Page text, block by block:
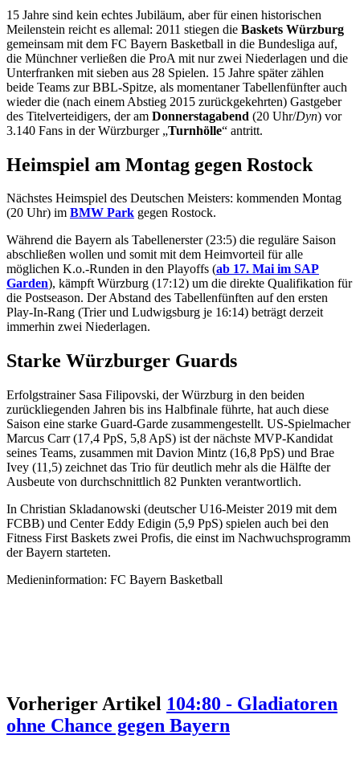
15 Jahre sind kein echtes Jubiläum, aber für einen historischen
Meilenstein reicht es allemal: 2011 stiegen die Baskets Würzburg
gemeinsam mit dem FC Bayern Basketball in die Bundesliga auf,
die Münchner verließen die ProA mit nur zwei Niederlagen und die
Unterfranken mit sieben aus 28 Spielen. 15 Jahre später zählen
beide Teams zur BBL-Spitze, als momentaner Tabellenfünfter auch
wieder die (nach einem Abstieg 2015 zurückgekehrten) Gastgeber
des Titelverteidigers, der am Donnerstagabend (20 Uhr/Dyn) vor
3.140 Fans in der Würzburger „Turnhölle“ antritt.
Heimspiel am Montag gegen Rostock
Nächstes Heimspiel des Deutschen Meisters: kommenden Montag
(20 Uhr) im BMW Park gegen Rostock.
Während die Bayern als Tabellenerster (23:5) die reguläre Saison
abschließen wollen und somit mit dem Heimvorteil für alle
möglichen K.o.-Runden in den Playoffs (ab 17. Mai im SAP
Garden), kämpft Würzburg (17:12) um die direkte Qualifikation für
die Postseason. Der Abstand des Tabellenfünften auf den ersten
Play-In-Rang (Trier und Ludwigsburg je 16:14) beträgt derzeit
immerhin zwei Niederlagen.
Starke Würzburger Guards
Erfolgstrainer Sasa Filipovski, der Würzburg in den beiden
zurückliegenden Jahren bis ins Halbfinale führte, hat auch diese
Saison eine starke Guard-Garde zusammengestellt. US-Spielmacher
Marcus Carr (17,4 PpS, 5,8 ApS) ist der nächste MVP-Kandidat
seines Teams, zusammen mit Davion Mintz (16,8 PpS) und Brae
Ivey (11,5) zeichnet das Trio für deutlich mehr als die Hälfte der
Ausbeute von durchschnittlich 82 Punkten verantwortlich.
In Christian Skladanowski (deutscher U16-Meister 2019 mit dem
FCBB) und Center Eddy Edigin (5,9 PpS) spielen auch bei den
Fitness First Baskets zwei Profis, die einst im Nachwuchsprogramm
der Bayern starteten.
Medieninformation: FC Bayern Basketball
Vorheriger Artikel 104:80 - Gladiatoren
ohne Chance gegen Bayern